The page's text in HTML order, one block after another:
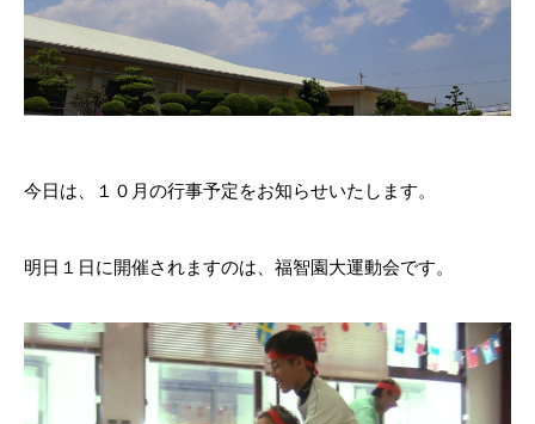
今日は、１０月の行事予定をお知らせいたします。
明日１日に開催されますのは、福智園大運動会です。